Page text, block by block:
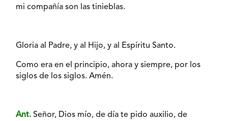
mi compañía son las tinieblas.
Gloria al Padre, y al Hijo, y al Espíritu Santo.
Como era en el principio, ahora y siempre, por los
siglos de los siglos. Amén.
Ant. Señor, Dios mío, de día te pido auxilio, de